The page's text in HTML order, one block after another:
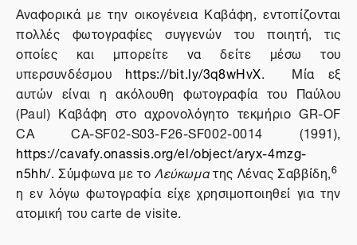
Αναφορικά με την οικογένεια Καβάφη, εντοπίζονται
πολλές φωτογραφίες συγγενών του ποιητή, τις
οποίες και μπορείτε να δείτε μέσω του
υπερσυνδέσμου https://bit.ly/3q8wHvX. Μία εξ
αυτών είναι η ακόλουθη φωτογραφία του Παύλου
(Paul) Καβάφη στο αχρονολόγητο τεκμήριο GR-OF
CA CA-SF02-S03-F26-SF002-0014 (1991),
https://cavafy.onassis.org/el/object/aryx-4mzg-
n5hh/. Σύμφωνα με τοΛεύκωματης Λένας Σαββίδη,6
η εν λόγω φωτογραφία είχε χρησιμοποιηθεί για την
ατομική του carte de visite.